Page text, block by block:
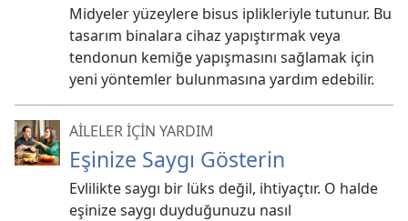
Midyeler yüzeylere bisus iplikleriyle tutunur. Bu
tasarım binalara cihaz yapıştırmak veya
tendonun kemiğe yapışmasını sağlamak için
yeni yöntemler bulunmasına yardım edebilir.
AİLELER İÇİN YARDIM
Eşinize Saygı Gösterin
Evlilikte saygı bir lüks değil, ihtiyaçtır. O halde
eşinize saygı duyduğunuzu nasıl